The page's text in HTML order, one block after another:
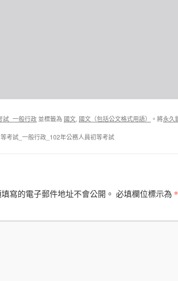
試_一般行政 並標籤為 國文, 國文（包括公文格式用語） 。將永久
考試_一般行政_102年公務人員初等考試
寫的電子郵件地址不會公開。 必填欄位標示為 *